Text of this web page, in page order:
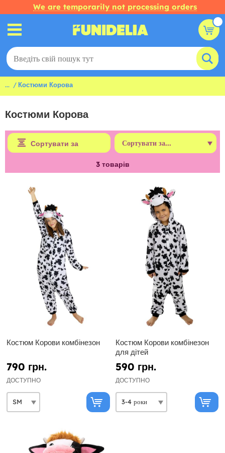
We are temporarily not processing orders
... Костюми Корова
Костюми Корова
Сортувати за
3товарів
Костюм Корови комбінезон
790 грн.
ДОСТУПНО
Костюм Корови комбінезон
для дітей
590 грн.
ДОСТУПНО